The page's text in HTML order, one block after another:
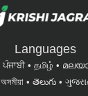
Languages
ਪੰਜਾਬੀ தமிழ்
অসমীয়া
తెలుగు